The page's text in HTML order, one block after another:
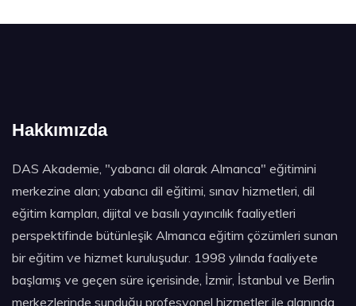
Hakkımızda
DAS Akademie, "yabancı dil olarak Almanca" eğitimini
merkezine alan; yabancı dil eğitimi, sınav hizmetleri, dil
eğitim kampları, dijital ve basılı yayıncılık faaliyetleri
perspektifinde bütünleşik Almanca eğitim çözümleri sunan
bir eğitim ve hizmet kuruluşudur. 1998 yılında faaliyete
başlamış ve geçen süre içerisinde, İzmir, İstanbul ve Berlin
merkezlerinde sunduğu profesyonel hizmetler ile alanında